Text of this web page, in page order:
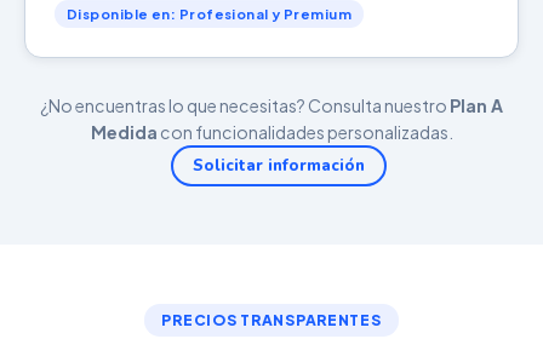
Disponible en: Profesional y Premium
¿No encuentras lo que necesitas? Consulta nuestro Plan A
Medida con funcionalidades personalizadas.
Solicitar información
PRECIOS TRANSPARENTES